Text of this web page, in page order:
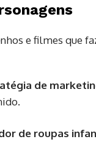
e filmes que
de
de roupas